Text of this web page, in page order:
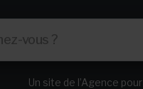
Un site de l’Agence pour